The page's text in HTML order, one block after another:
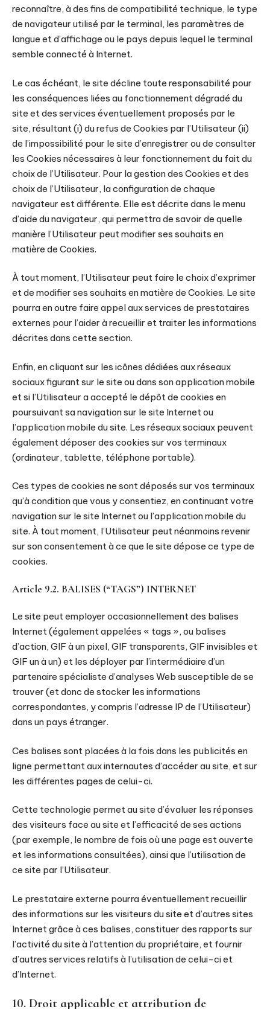
reconnaître, à des fins de compatibilité technique, le type
de navigateur utilisé par le terminal, les paramètres de
langue et d’affichage ou le pays depuis lequel le terminal
semble connecté à Internet.
Le cas échéant, le site décline toute responsabilité pour
les conséquences liées au fonctionnement dégradé du
site et des services éventuellement proposés par le
site, résultant (i) du refus de Cookies par l’Utilisateur (ii)
de l’impossibilité pour le site d’enregistrer ou de consulter
les Cookies nécessaires à leur fonctionnement du fait du
choix de l’Utilisateur. Pour la gestion des Cookies et des
choix de l’Utilisateur, la configuration de chaque
navigateur est différente. Elle est décrite dans le menu
d’aide du navigateur, qui permettra de savoir de quelle
manière l’Utilisateur peut modifier ses souhaits en
matière de Cookies.
À tout moment, l’Utilisateur peut faire le choix d’exprimer
et de modifier ses souhaits en matière de Cookies. Le site
pourra en outre faire appel aux services de prestataires
externes pour l’aider à recueillir et traiter les informations
décrites dans cette section.
Enfin, en cliquant sur les icônes dédiées aux réseaux
sociaux figurant sur le site ou dans son application mobile
et si l’Utilisateur a accepté le dépôt de cookies en
poursuivant sa navigation sur le site Internet ou
l’application mobile du site. Les réseaux sociaux peuvent
également déposer des cookies sur vos terminaux
(ordinateur, tablette, téléphone portable).
Ces types de cookies ne sont déposés sur vos terminaux
qu’à condition que vous y consentiez, en continuant votre
navigation sur le site Internet ou l’application mobile du
site. À tout moment, l’Utilisateur peut néanmoins revenir
sur son consentement à ce que le site dépose ce type de
cookies.
Article 9.2. BALISES (“TAGS”) INTERNET
Le site peut employer occasionnellement des balises
Internet (également appelées « tags », ou balises
d’action, GIF à un pixel, GIF transparents, GIF invisibles et
GIF un à un) et les déployer par l’intermédiaire d’un
partenaire spécialiste d’analyses Web susceptible de se
trouver (et donc de stocker les informations
correspondantes, y compris l’adresse IP de l’Utilisateur)
dans un pays étranger.
Ces balises sont placées à la fois dans les publicités en
ligne permettant aux internautes d’accéder au site, et sur
les différentes pages de celui-ci.
Cette technologie permet au site d’évaluer les réponses
des visiteurs face au site et l’efficacité de ses actions
(par exemple, le nombre de fois où une page est ouverte
et les informations consultées), ainsi que l’utilisation de
ce site par l’Utilisateur.
Le prestataire externe pourra éventuellement recueillir
des informations sur les visiteurs du site et d’autres sites
Internet grâce à ces balises, constituer des rapports sur
l’activité du site à l’attention du propriétaire, et fournir
d’autres services relatifs à l’utilisation de celui-ci et
d’Internet.
10. Droit applicable et attribution de